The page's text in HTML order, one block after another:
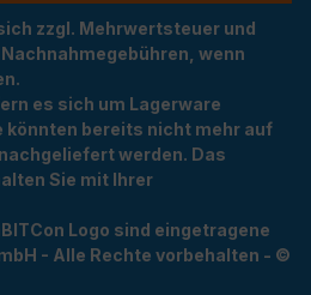
zzgl. Mehrwertsteuer und
wenn
es sich um Lagerware
könnten bereits nicht mehr auf
werden. Das
Sie mit Ihrer
Logo sind eingetragene
- Alle Rechte vorbehalten - ©